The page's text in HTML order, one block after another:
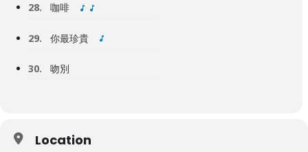
28. 咖啡
29. 你最珍貴
30. 吻別
Location